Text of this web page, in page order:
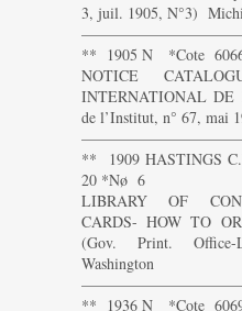
3, juil. 1905, N°3)
** 1905 N *Cote
NOTICE
INTERNATIONAL DE
de l’Institut, n° 67, mai
** 1909 HASTINGS
20 *Nø 6
LIBRARY OF
CARDS- HOW TO
(Gov. Print. Office-
Washington
** 1936 N *Cote